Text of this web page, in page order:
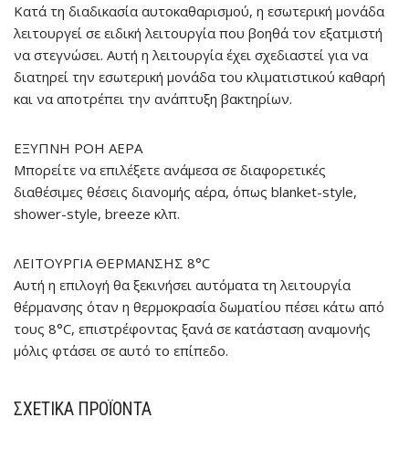
Κατά τη διαδικασία αυτοκαθαρισμού, η εσωτερική μονάδα
λειτουργεί σε ειδική λειτουργία που βοηθά τον εξατμιστή
να στεγνώσει. Αυτή η λειτουργία έχει σχεδιαστεί για να
διατηρεί την εσωτερική μονάδα του κλιματιστικού καθαρή
και να αποτρέπει την ανάπτυξη βακτηρίων.
ΕΞΥΠΝΗ ΡΟΗ ΑΕΡΑ
Μπορείτε να επιλέξετε ανάμεσα σε διαφορετικές
διαθέσιμες θέσεις διανομής αέρα, όπως blanket-style,
shower-style, breeze κλπ.
ΛΕΙΤΟΥΡΓΙΑ ΘΕΡΜΑΝΣΗΣ 8°C
Αυτή η επιλογή θα ξεκινήσει αυτόματα τη λειτουργία
θέρμανσης όταν η θερμοκρασία δωματίου πέσει κάτω από
τους 8°C, επιστρέφοντας ξανά σε κατάσταση αναμονής
μόλις φτάσει σε αυτό το επίπεδο.
ΣΧΕΤΙΚΆ ΠΡΟΪΌΝΤΑ